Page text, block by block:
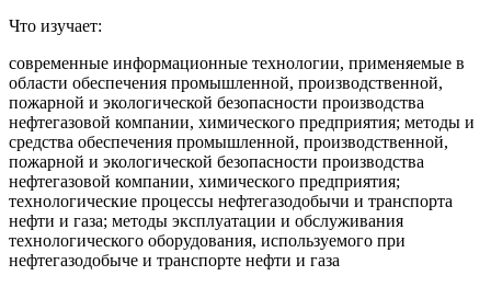
Что изучает:
современные информационные технологии, применяемые в
области обеспечения промышленной, производственной,
пожарной и экологической безопасности производства
нефтегазовой компании, химического предприятия; методы и
средства обеспечения промышленной, производственной,
пожарной и экологической безопасности производства
нефтегазовой компании, химического предприятия;
технологические процессы нефтегазодобычи и транспорта
нефти и газа; методы эксплуатации и обслуживания
технологического оборудования, используемого при
нефтегазодобыче и транспорте нефти и газа